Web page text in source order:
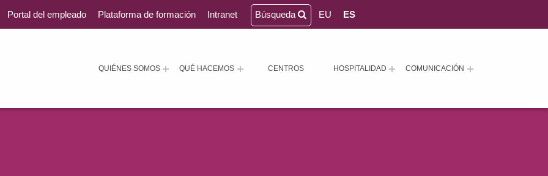
QUIÉNES SOMOS QUÉ HACEMOS CENTROS HOSPITALIDAD COMUNICACIÓN
Portal del empleado Plataforma de formación Intranet Búsqueda EU ES